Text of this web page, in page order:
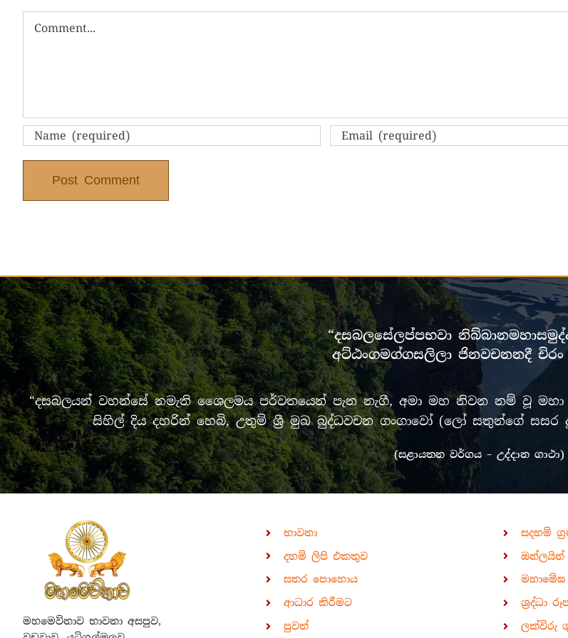
Comment
“දසබලසේලප්පභවා
අට්ඨංගමග්ගසලිලා ජිනවචනනදී
“දසබලයන් වහන්සේ නමැති ශෛලමය පර්වතයෙන් පැන නැගී, අමා මහ නිවන නම් වූ
සිහිල් දිය දහරින් හෙබි, උතුම් ශ්‍රී මුඛ බුද්ධවචන ගංගාවෝ (ලෝ සතුන්ගේ සසර
(සළායතන වර්ගය – උද්දාන ගාථා)
මහමෙව්නාව භාවනා අසපුව,
භාවනා
දහම් ලිපි එකතුව
සතර පොහොය
ආධාර කිරීමට
පුවත්
සදහම්
ඔන්ලයින්
ශ්‍රද්ධා
ලක්විරු